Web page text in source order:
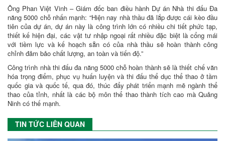
Ông Phan Việt Vinh – Giám đốc ban điều hành Dự án Nhà thi đấu Đa
năng 5000 chỗ nhấn mạnh: “Hiện nay nhà thầu đã lắp được cái kèo đầu
tiên của dự án, dự án này là công trình lớn có nhiều chi tiết phức tạp,
thiết kế hiện đại, các vật tư nhập ngoại rất nhiều đặc biệt là cổng mái
với tiềm lực và kế hoạch sẵn có của nhà thầu sẽ hoàn thành công
chỉnh đảm bảo chất lượng, an toàn và tiến độ.”
Công trình nhà thi đấu đa năng 5000 chỗ hoàn thành sẽ là thiết chế văn
hóa trọng điểm, phục vụ huấn luyện và thi đấu thể dục thể thao ở tầm
quốc gia và quốc tế, qua đó, thúc đẩy phát triển mạnh mẽ ngành thể
thao của tỉnh, nhất là các bộ môn thể thao thành tích cao mà Quảng
Ninh có thế mạnh.
TIN TỨC LIÊN QUAN